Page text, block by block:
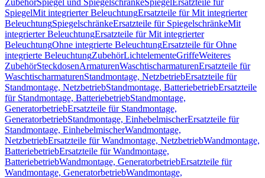
ZubehörSpiegel und SpiegelschränkeSpiegel Ersatzteile für
SpiegelMit integrierter BeleuchtungErsatzteile für Mit integrierter
BeleuchtungSpiegelschränkeErsatzteile für SpiegelschränkeMit
integrierter BeleuchtungErsatzteile für Mit integrierter
BeleuchtungOhne integrierte BeleuchtungErsatzteile für Ohne
integrierte BeleuchtungZubehörLichtelementeGriffeWeiteres
ZubehörSteckdosenArmaturenWaschtischarmaturenErsatzteile für
WaschtischarmaturenStandmontage, NetzbetriebErsatzteile für
Standmontage, NetzbetriebStandmontage, BatteriebetriebErsatzteile
für Standmontage, BatteriebetriebStandmontage,
GeneratorbetriebErsatzteile für Standmontage,
GeneratorbetriebStandmontage, EinhebelmischerErsatzteile für
Standmontage, EinhebelmischerWandmontage,
NetzbetriebErsatzteile für Wandmontage, NetzbetriebWandmontage,
BatteriebetriebErsatzteile für Wandmontage,
BatteriebetriebWandmontage, GeneratorbetriebErsatzteile für
Wandmontage, GeneratorbetriebWandmontage,